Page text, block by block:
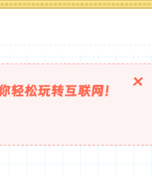
松玩转互联网！ ×